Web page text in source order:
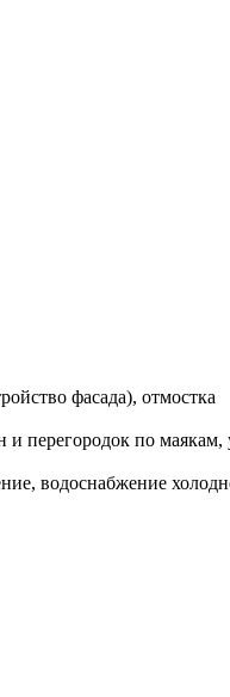
фасада), отмостка
и перегородок по маякам,
водоснабжение